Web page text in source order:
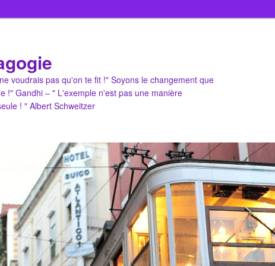
voudrais pas qu'on te fit !" Soyons le changement que
!" Gandhi – " L'exemple n'est pas une manière
! " Albert Schweitzer